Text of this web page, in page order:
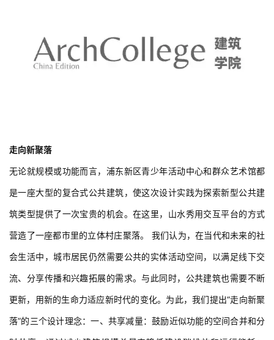
是一座大型的复合式公共建筑，使这次设计实践为探索新型公共建
筑类型提供了一次宝贵的机会。在这里，山水秀用交互平台的方式
营造了一座都市里的立体村庄聚落。 我们认为，在当代和未来的社
会生活中，城市居民仍然需要公共的实体活动空间，以满足线下交
流、分享传播和兴趣拓展的需求。与此同时，公共建筑也需要不断
更新，用新的生命力适应新时代的变化。为此，我们提出“走向新聚
落”的三个设计理念：一、共享减量：鼓励近似功能的空间合并和分
时共享，通过减少建筑规模总量来降低建设碳排放和运行能耗；
二、有机交互：为使用空间创造舒适的、能够与环境互动的室内外